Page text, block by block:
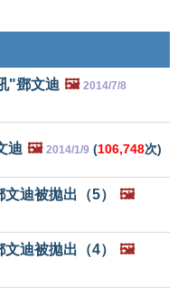
"鄧文迪 🖼️ 2014/7/8
迪 🖼️ 2014/1/9 (106,748次)
迪被拋出（5） 🖼️
迪被拋出（4） 🖼️